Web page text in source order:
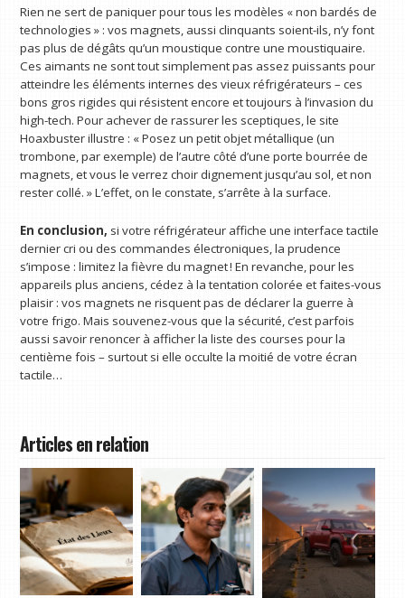
Rien ne sert de paniquer pour tous les modèles « non bardés de
technologies » : vos magnets, aussi clinquants soient-ils, n’y font
pas plus de dégâts qu’un moustique contre une moustiquaire.
Ces aimants ne sont tout simplement pas assez puissants pour
atteindre les éléments internes des vieux réfrigérateurs – ces
bons gros rigides qui résistent encore et toujours à l’invasion du
high-tech. Pour achever de rassurer les sceptiques, le site
Hoaxbuster illustre : « Posez un petit objet métallique (un
trombone, par exemple) de l’autre côté d’une porte bourrée de
magnets, et vous le verrez choir dignement jusqu’au sol, et non
rester collé. » L’effet, on le constate, s’arrête à la surface.
En conclusion, si votre réfrigérateur affiche une interface tactile
dernier cri ou des commandes électroniques, la prudence
s’impose : limitez la fièvre du magnet ! En revanche, pour les
appareils plus anciens, cédez à la tentation colorée et faites-vous
plaisir : vos magnets ne risquent pas de déclarer la guerre à
votre frigo. Mais souvenez-vous que la sécurité, c’est parfois
aussi savoir renoncer à afficher la liste des courses pour la
centième fois – surtout si elle occulte la moitié de votre écran
tactile…
Articles en relation